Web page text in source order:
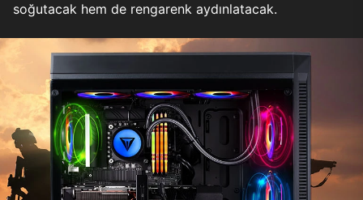
soğutacak hem de rengarenk aydınlatacak.